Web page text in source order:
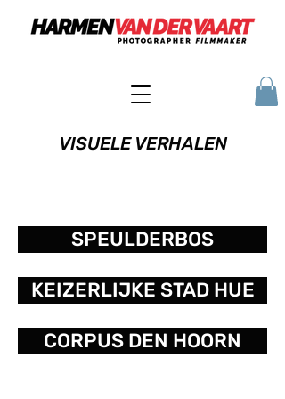
VISUELE VERHALEN
SPEULDERBOS
KEIZERLIJKE STAD HUE
CORPUS DEN HOORN